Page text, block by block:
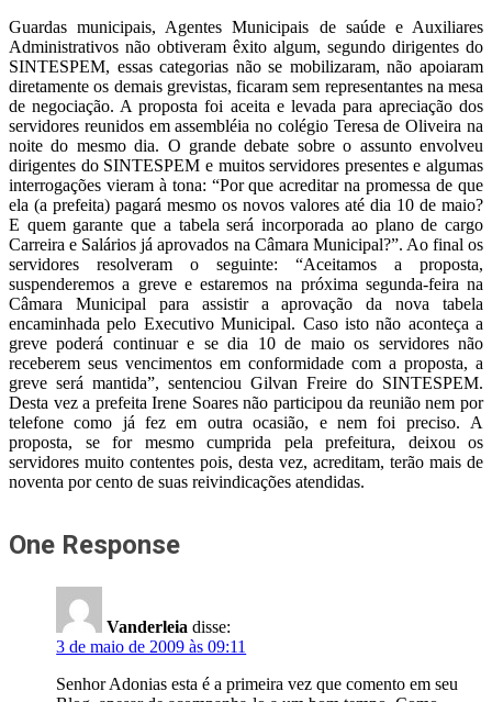
Guardas municipais, Agentes Municipais de saúde e Auxiliares
Administrativos não obtiveram êxito algum, segundo dirigentes do
SINTESPEM, essas categorias não se mobilizaram, não apoiaram
diretamente os demais grevistas, ficaram sem representantes na mesa
de negociação. A proposta foi aceita e levada para apreciação dos
servidores reunidos em assembléia no colégio Teresa de Oliveira na
noite do mesmo dia. O grande debate sobre o assunto envolveu
dirigentes do SINTESPEM e muitos servidores presentes e algumas
interrogações vieram à tona: “Por que acreditar na promessa de que
ela (a prefeita) pagará mesmo os novos valores até dia 10 de maio?
E quem garante que a tabela será incorporada ao plano de cargo
Carreira e Salários já aprovados na Câmara Municipal?”. Ao final os
servidores resolveram o seguinte: “Aceitamos a proposta,
suspenderemos a greve e estaremos na próxima segunda-feira na
Câmara Municipal para assistir a aprovação da nova tabela
encaminhada pelo Executivo Municipal. Caso isto não aconteça a
greve poderá continuar e se dia 10 de maio os servidores não
receberem seus vencimentos em conformidade com a proposta, a
greve será mantida”, sentenciou Gilvan Freire do SINTESPEM.
Desta vez a prefeita Irene Soares não participou da reunião nem por
telefone como já fez em outra ocasião, e nem foi preciso. A
proposta, se for mesmo cumprida pela prefeitura, deixou os
servidores muito contentes pois, desta vez, acreditam, terão mais de
noventa por cento de suas reivindicações atendidas.
One Response
Vanderleia disse:
3 de maio de 2009 às 09:11
Senhor Adonias esta é a primeira vez que comento em seu